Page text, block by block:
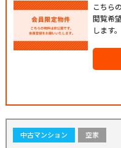
こちら
閲覧希
します。
中古マンション 空家